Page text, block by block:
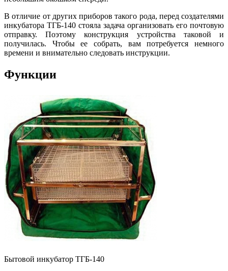
В отличие от других приборов такого рода, перед создателями
инкубатора ТГБ-140 стояла задача организовать его почтовую
отправку. Поэтому конструкция устройства таковой и
получилась. Чтобы ее собрать, вам потребуется немного
времени и внимательно следовать инструкции.
Функции
Бытовой инкубатор ТГБ-140